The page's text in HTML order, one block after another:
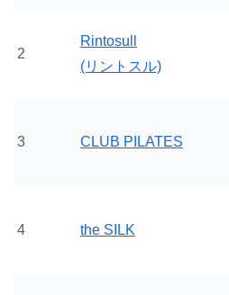
2
Rintosull
(リントスル)
3 CLUB PILATES
4 the SILK